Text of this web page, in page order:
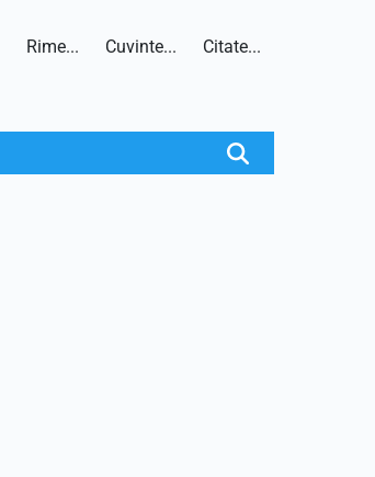
Rime... Cuvinte... Citate...